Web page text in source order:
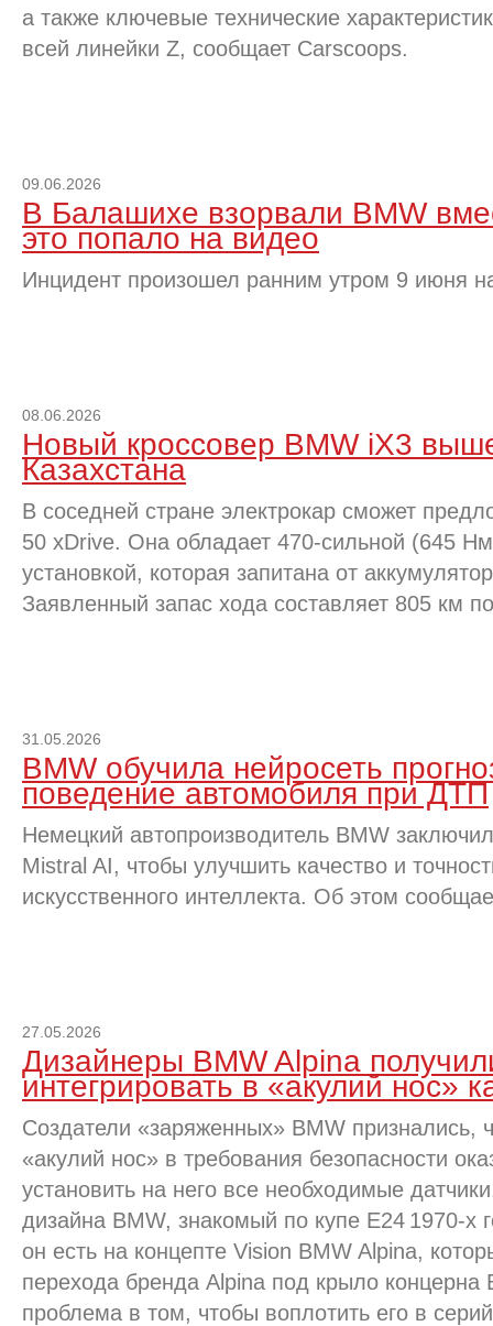
а также ключевые технические
всей линейки Z, сообщает Carscoops.
09.06.2026
В Балашихе взорвали BMW
это попало на видео
Инцидент произошел ранним утром 9 июня
08.06.2026
Новый кроссовер BMW iX3
Казахстана
В соседней стране электрокар сможет
50 xDrive. Она обладает 470-сильной (645
установкой, которая запитана от
Заявленный запас хода составляет 805 км
31.05.2026
BMW обучила нейросеть
поведение автомобиля при ДТП
Немецкий автопроизводитель BMW
Mistral AI, чтобы улучшить качество и
искусственного интеллекта. Об этом
27.05.2026
Дизайнеры BMW Alpina
интегрировать в «акулий нос»
Создатели «заряженных» BMW признались,
«акулий нос» в требования безопасности
установить на него все необходимые
дизайна BMW, знакомый по купе E24 1970-х
он есть на концепте Vision BMW Alpina,
перехода бренда Alpina под крыло концерна
проблема в том, чтобы воплотить его в